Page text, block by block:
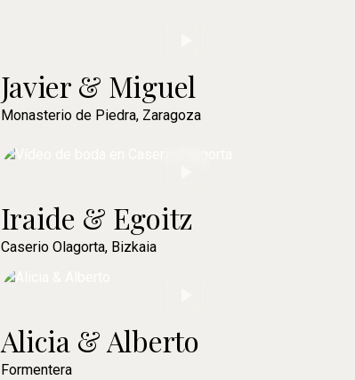
Javier & Miguel
Monasterio de Piedra, Zaragoza
Iraide & Egoitz
Caserio Olagorta, Bizkaia
Alicia & Alberto
Formentera